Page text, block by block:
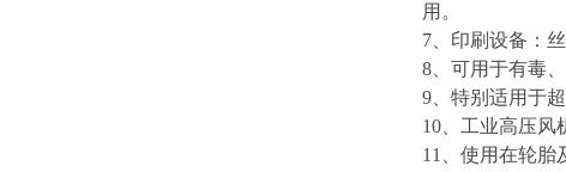
用。
7、印刷设备：
8、可用于有毒
9、特别适用于
10、工业高压风
11、使用在轮胎